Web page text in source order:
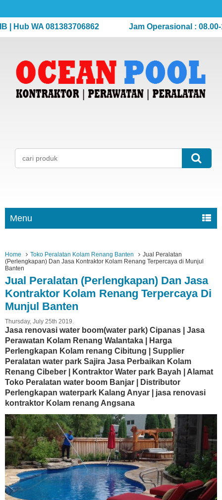
WA 081383706862 Jam Operasional : 08.00-
Menu
Home Toko Peralatan Kolam Renang Banten
Jual Peralatan
(Perlengkapan) Dan Jasa Kontraktor Kolam Renang Terpercaya di Munjul
Banten
Jual Peralatan (Perlengkapan) Dan Jasa
Kontraktor Kolam Renang Terpercaya Di
Munjul Banten
Thursday, July 25th 2019.
Jasa renovasi water boom(water park) Cipanas | Jasa
Perawatan Kolam Renang Walantaka | Harga
Perlengkapan Kolam renang Cibitung | Supplier
Peralatan water park Sajira Jasa Perbaikan Kolam
Renang Cibeber | Kontraktor Water park Bayah | Alamat
Toko Peralatan water boom Banjar | Distributor
Perlengkapan waterpark Kalang Anyar | jasa renovasi
kontraktor Kolam renang Angsana